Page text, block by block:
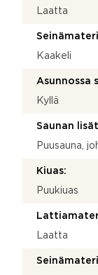
Laatta
Kaakeli
Asunnossa
Kyllä
Saunan
Puusauna,
Kiuas:
Puukiuas
Laatta